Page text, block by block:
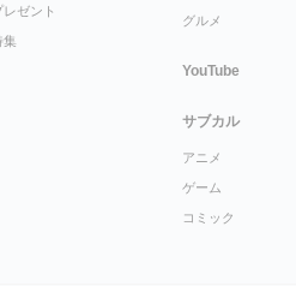
レゼント
集
グルメ
YouTube
サブカル
アニメ
ゲーム
コミック